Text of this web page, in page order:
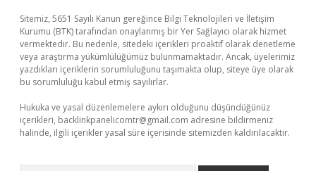
Sitemiz, 5651 Sayılı Kanun gereğince Bilgi Teknolojileri ve İletişim
Kurumu (BTK) tarafından onaylanmış bir Yer Sağlayıcı olarak hizmet
vermektedir. Bu nedenle, sitedeki içerikleri proaktif olarak denetleme
veya araştırma yükümlülüğümüz bulunmamaktadır. Ancak, üyelerimiz
yazdıkları içeriklerin sorumluluğunu taşımakta olup, siteye üye olarak
bu sorumluluğu kabul etmiş sayılırlar.
Hukuka ve yasal düzenlemelere aykırı olduğunu düşündüğünüz
içerikleri, backlinkpanelicomtr@gmail.com adresine bildirmeniz
halinde, ilgili içerikler yasal süre içerisinde sitemizden kaldırılacaktır.